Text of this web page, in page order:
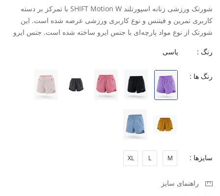
شورتک ورزشی زنانه اسپورتلند SHIFT Motion W با تمرکز بر دسته
کاربری تمرین و فیتنس و نوع کاربری ورزشی عرضه شده است. این
شورتک از نوع مواد پارچه‌ای با جنس ایرو ساخته شده است. جنس ایرو
هنگام پوشیدن فراهم می‌کند و برای ورزشکارانی که به دنبال حداکثر
نام “Motion” در این مدل نشان‌دهنده طراحی آن برای حرکت روان و
بدون محدودیت است، که آن را برای تمرینات متنوع، از جمله یوگا،
پیلاتس، بدنسازی و دویدن مناسب می‌سازد. لطافت پارچه ایرو همچنین
باعث می‌شود پوست احساس خنکی و خشکی داشته باشد.
برند: اسپورتلند
دسته کاربری: تمرین و فیتنس
رنگ : یاسی
رنگ ها :
سایزها : M
L
XL
راهنمای سایز